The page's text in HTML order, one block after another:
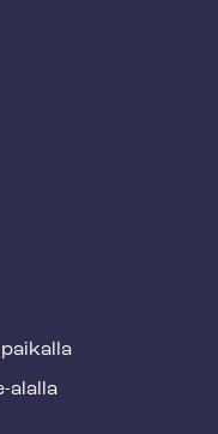
alalla